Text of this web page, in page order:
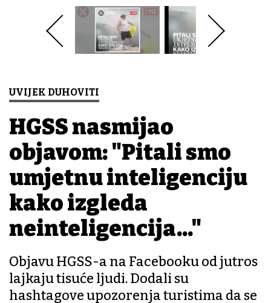
UVIJEK DUHOVITI
HGSS nasmijao
objavom: "Pitali smo
umjetnu inteligenciju
kako izgleda
neinteligencija..."
Objavu HGSS-a na Facebooku od jutros
lajkaju tisuće ljudi. Dodali su
hashtagove upozorenja turistima da se